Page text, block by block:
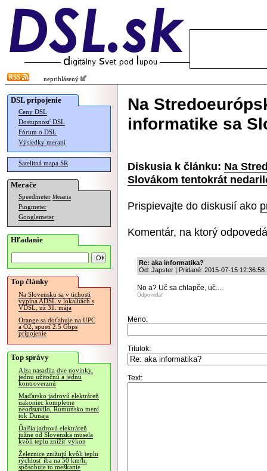
neprihlásený
DSL pripojenie
Ceny DSL
Dostupnosť DSL
Fórum o DSL
Výsledky meraní
Satelitná mapa SR
Merače
Speedmeter Merania
Pingmeter
Googlemeter
Hľadanie
Top články
Na Slovensku sa v tichosti
vypína ADSL v lokalitách s
VDSL, už 31. mája
Orange sa doťahuje na UPC
a O2, spustí 2.5 Gbps
pripojenie
Top správy
Alza nasadila dve novinky,
jednu užitočnú a jednu
kontroverznú
Maďarsko jadrovú elektráreň
nakoniec kompletne
neodstavilo, Rumunsko mení
tok Dunaja
Ďalšia jadrová elektráreň
južne od Slovenska musela
kvôli teplu znížiť výkon
Železnice znižujú kvôli teplu
rýchlosť iba na 50 km/h,
spôsobuje to meškanie
Na
informatike sa
Diskusia k článku: Na
Slovákom tentokrát
Prispievajte do diskusií ako
Komentár, na ktorý
Re: aka informatika?
Od: Japster | Pridané: 2015-07-15 12:36:58
No a? Uč sa chlapče, uč....
Odpovedať
Meno:
Titulok:
Text: